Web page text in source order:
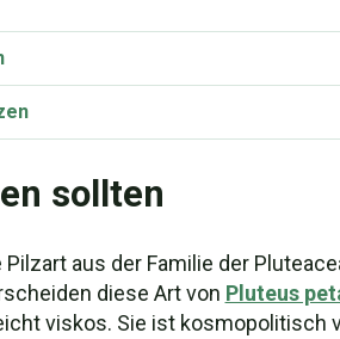
sollten
aus der Familie der
diese Art von Pluteus
viskos. Sie ist kosmopolitisch